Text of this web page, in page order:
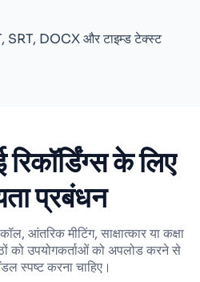
SRT, DOCX और टाइम्ड टेक्स्ट
के लिए
प्रबंधन
आंतरिक मीटिंग, साक्षात्कार या कक्षा
को उपयोगकर्ताओं को अपलोड करने से
स्पष्ट करना चाहिए।